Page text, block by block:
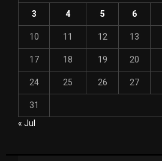
3 4 5 6
10 11 12 13
17 18 19 20
24 25 26 27
31
« Jul